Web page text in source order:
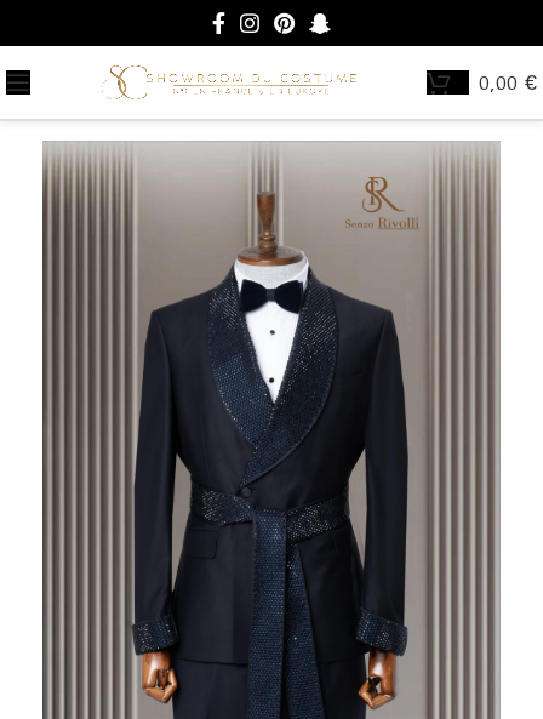
0,00 €